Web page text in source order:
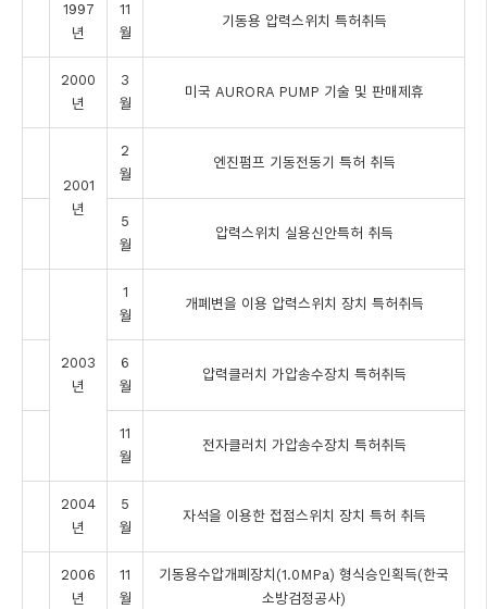
1997
년
11
월
기동용 압력스위치 특허취득
2000
년
3
월
미국 AURORA PUMP 기술 및 판매제휴
2001
년
2
월
엔진펌프 기동전동기 특허 취득
5
월
압력스위치 실용신안특허 취득
2003
년
1
월
개폐변을 이용 압력스위치 장치 특허취득
6
월
압력클러치 가압송수장치 특허취득
11
월
전자클러치 가압송수장치 특허취득
2004
년
5
월
자석을 이용한 접점스위치 장치 특허 취득
2006
년
11
월
기동용수압개폐장치(1.0MPa) 형식승인획득(한국
소방검정공사)